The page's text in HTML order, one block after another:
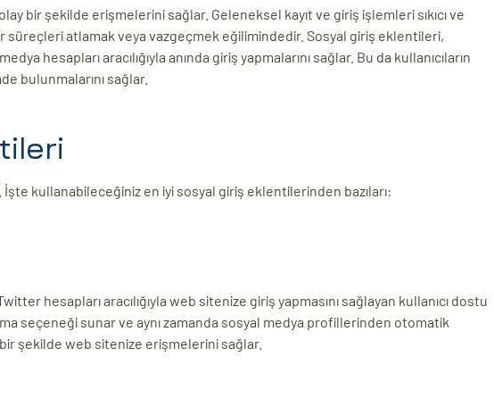
bir şekilde erişmelerini sağlar. Geleneksel kayıt ve giriş işlemleri sıkıcı ve
süreçleri atlamak veya vazgeçmek eğilimindedir. Sosyal giriş eklentileri,
hesapları aracılığıyla anında giriş yapmalarını sağlar. Bu da kullanıcıların
bulunmalarını sağlar.
kullanabileceğiniz en iyi sosyal giriş eklentilerinden bazıları:
hesapları aracılığıyla web sitenize giriş yapmasını sağlayan kullanıcı dostu
seçeneği sunar ve aynı zamanda sosyal medya profillerinden otomatik
bir şekilde web sitenize erişmelerini sağlar.